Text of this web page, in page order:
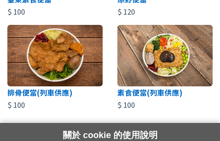
$ 100
$ 120
排骨便當(列車供應)
$ 100
素食便當(列車供應)
$ 100
關於 cookie 的使用說明